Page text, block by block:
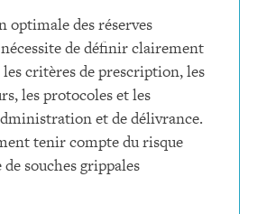
optimale des réserves
de définir clairement
critères de prescription, les
les protocoles et les
et de délivrance.
tenir compte du risque
de souches grippales